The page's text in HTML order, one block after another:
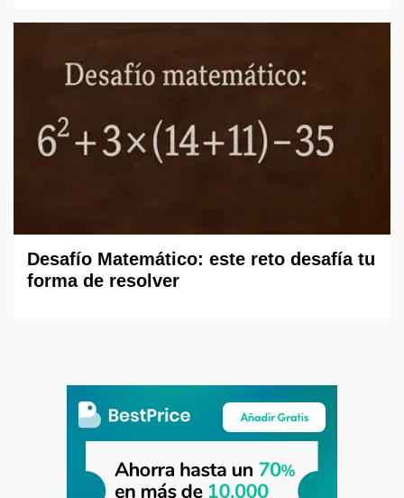
Desafío Matemático: este reto desafía tu
forma de resolver